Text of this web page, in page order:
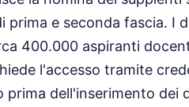
e seconda fascia. I
400.000 aspiranti
l'accesso tramite
dell'inserimento dei